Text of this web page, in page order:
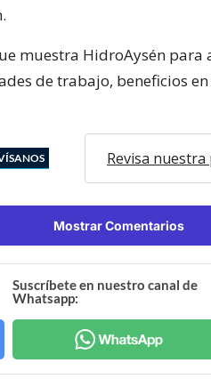
muestra HidroAysén para
de trabajo, beneficios
Revisa
Mostrar Comentarios
Suscríbete en nuestro canal de
Whatsapp: